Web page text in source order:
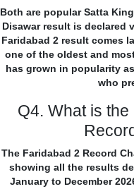
Both are popular Satta
Disawar result is declared
Faridabad 2 result comes
one of the oldest and
has grown in popularity
who
Q4. What is
The Faridabad 2 Record
showing all the results
January to December